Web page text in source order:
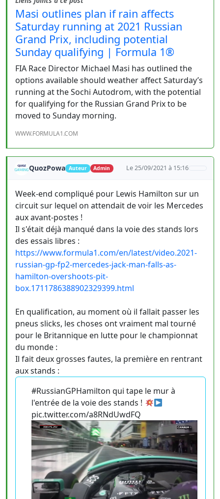
Masi outlines plan if rain affects
Saturday running at 2021 Russian
Grand Prix, including potential
Sunday qualifying | Formula 1®
FIA Race Director Michael Masi has outlined the
options available should weather affect Saturday’s
running at the Sochi Autodrom, with the potential
for qualifying for the Russian Grand Prix to be
moved to Sunday morning.
WWW.FORMULA1.COM
QuozPowa Auteur Admin Le 25/09/2021 à 15:16
Week-end compliqué pour Lewis Hamilton sur un
circuit sur lequel on attendait de voir les Mercedes
aux avant-postes !
Il s'était déjà manqué dans la voie des stands lors
des essais libres :
https://www.formula1.com/en/latest/video.2021-
russian-gp-fp2-mercedes-jack-man-falls-as-
hamilton-overshoots-pit-
box.1711786388902329399.html
En qualification, au moment où il fallait passer les
pneus slicks, les choses ont vraiment mal tourné
pour le Britannique en lutte pour le championnat
du monde :
Il fait deux grosses fautes, la première en rentrant
aux stands :
#RussianGPHamilton qui tape le mur à
l'entrée de la voie des stands !
pic.twitter.com/a8RNdUwdFQ